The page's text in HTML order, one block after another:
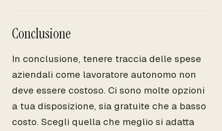
Conclusione
In conclusione, tenere traccia delle spese
aziendali come lavoratore autonomo non
deve essere costoso. Ci sono molte opzioni
a tua disposizione, sia gratuite che a basso
costo. Scegli quella che meglio si adatta